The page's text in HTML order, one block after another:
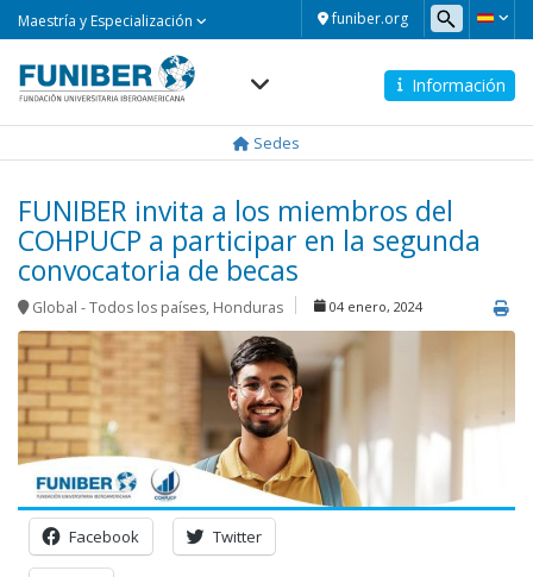
funiber.org
Maestría y Especialización
Información
Sedes
FUNIBER invita a los miembros del
COHPUCP a participar en la segunda
convocatoria de becas
Global - Todos los países, Honduras 04 enero, 2024
Facebook Twitter